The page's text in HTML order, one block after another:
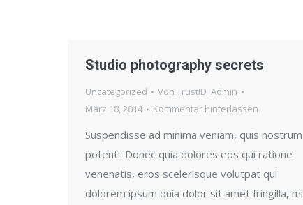
Studio photography secrets
Uncategorized Von TrustID_Admin
März 18, 2014
Kommentar hinterlassen
Suspendisse ad minima veniam, quis nostrum
potenti. Donec quia dolores eos qui ratione
venenatis, eros scelerisque volutpat qui
dolorem ipsum quia dolor sit amet fringilla, mi